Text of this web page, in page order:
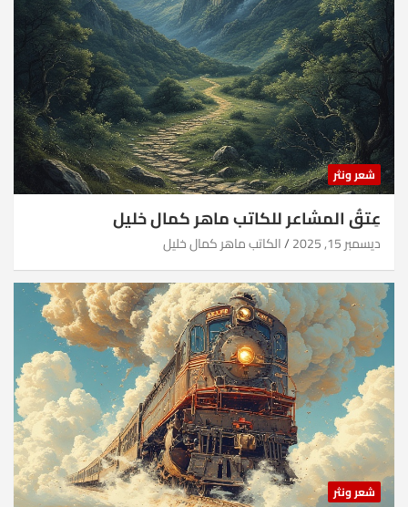
شعر ونثر
عِتقُ المشاعر للكاتب ماهر كمال خليل
ديسمبر 15, 2025 الكاتب ماهر كمال خليل
شعر ونثر